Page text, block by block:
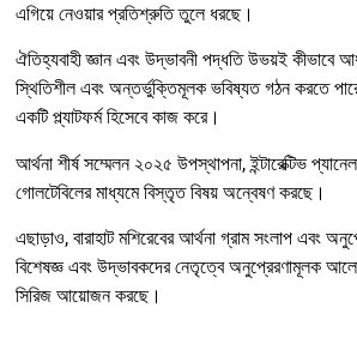
এগিয়ে নেওয়ার প্রতিশ্রুতি তুলে ধরছে।
ঐতিহ্যবাহী জ্ঞান এবং উদ্ভাবনী পদ্ধতি উভয়ই কীভাবে
স্থিতিশীল এবং অন্তর্ভুক্তিমূলক ভবিষ্যত গঠন করতে
একটি প্ল্যাটফর্ম হিসেবে কাজ করে।
আর্থনা শীর্ষ সম্মেলন ২০২৫ উপস্থাপনা, ইন্টারেক্টিভ
গোলটেবিলের মাধ্যমে বিস্তৃত বিষয় অন্বেষণ করছে।
এছাড়াও, বারাহাট মশিরেবের আর্থনা গ্রাম সংলাপ এবং
বিশেষজ্ঞ এবং উদ্ভাবকদের নেতৃত্বে অনুপ্রেরণামূলক
সিরিজ আয়োজন করছে।